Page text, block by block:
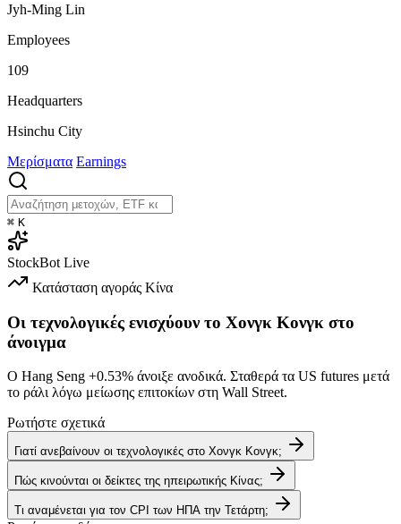
Jyh-Ming Lin
Employees
109
Headquarters
Hsinchu City
Μερίσματα Earnings
⌘ K
StockBot Live
Κατάσταση αγοράς Κίνα
Οι τεχνολογικές ενισχύουν το Χονγκ Κονγκ στο
άνοιγμα
Ο Hang Seng +0.53% άνοιξε ανοδικά. Σταθερά τα US futures μετά
το ράλι λόγω μείωσης επιτοκίων στη Wall Street.
Ρωτήστε σχετικά
Γιατί ανεβαίνουν οι τεχνολογικές στο Χονγκ Κονγκ;
Πώς κινούνται οι δείκτες της ηπειρωτικής Κίνας;
Τι αναμένεται για τον CPI των ΗΠΑ την Τετάρτη;